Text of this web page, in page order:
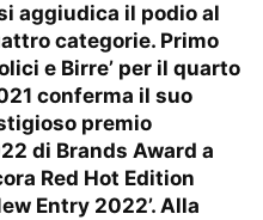
aggiudica il podio al
categorie. Primo
e Birre’ per il quarto
conferma il suo
premio
di Brands Award a
Red Hot Edition
Entry 2022’. Alla